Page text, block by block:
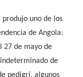
produjo uno de los
de Angola:
27 de mayo de
de
pedigrí, algunos